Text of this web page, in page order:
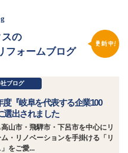
スの
フォームブログ
ブログ
度『岐阜を代表する企業100
選出されました
山市・飛騨市・下呂市を中心にリ
・リノベーションを手掛ける「リ
をご愛...